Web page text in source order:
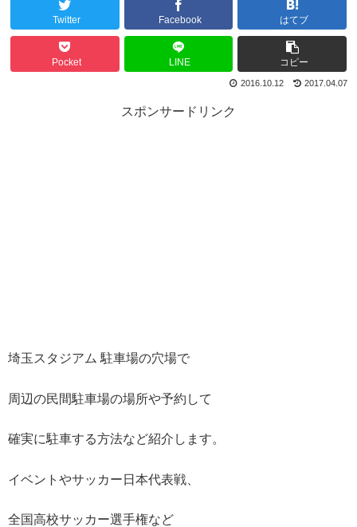
Twitter Facebook はてブ
Pocket LINE コピー
2017.04.07
2016.10.12
スポンサードリンク
埼玉スタジアム 駐車場の穴場で
周辺の民間駐車場の場所や予約して
確実に駐車する方法など紹介します。
イベントやサッカー日本代表戦、
全国高校サッカー選手権など